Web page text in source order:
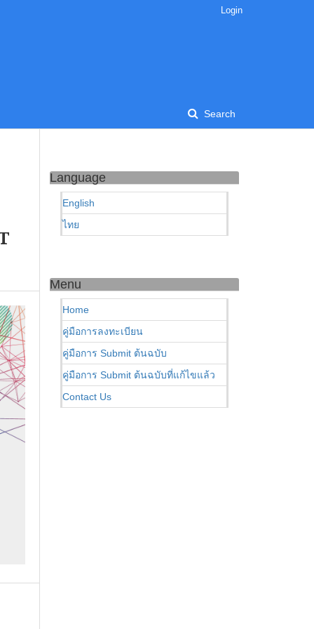
Search
Login
Language
English
ไทย
Menu
Home
คู่มือการลงทะเบียน
คู่มือการ Submit ต้นฉบับ
คู่มือการ Submit ต้นฉบับที่แก้ไขแล้ว
Contact Us